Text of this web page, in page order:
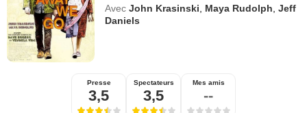
Avec John Krasinski Maya Rudolph ,Jeff
Daniels
Presse
3,5
Spectateurs
3,5
Mes amis
--